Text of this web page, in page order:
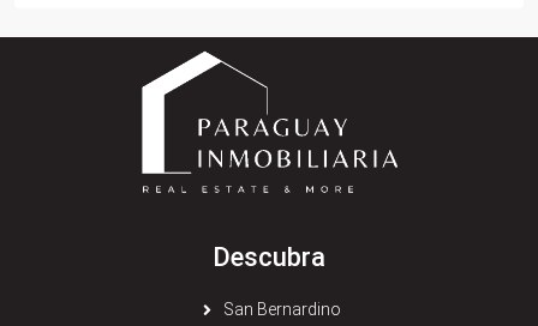
Descubra
San Bernardino